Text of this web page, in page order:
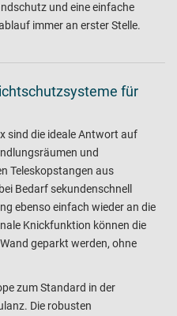
und eine einfache
immer an erster Stelle.
für
sind die ideale Antwort auf
und
Teleskopstangen aus
Bedarf sekundenschnell
ebenso einfach wieder an die
Knickfunktion können die
geparkt werden, ohne
zum Standard in der
Die robusten